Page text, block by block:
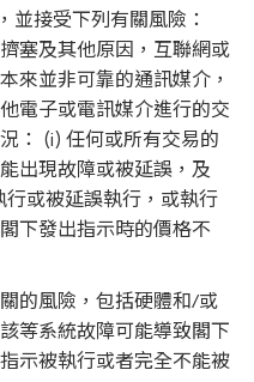
並接受下列有關風險：
塞及其他原因，互聯網或
來並非可靠的通訊媒介，
電子或電訊媒介進行的交
： (i) 任何或所有交易的
出現故障或被延誤，及
行或被延誤執行，或執行
下發出指示時的價格不
的風險，包括硬體和/或
等系統故障可能導致閣下
示被執行或者完全不能被